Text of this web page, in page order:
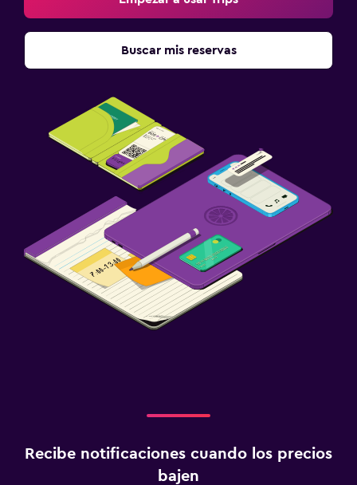
Buscar mis reservas
Recibe notificaciones cuando los precios
bajen